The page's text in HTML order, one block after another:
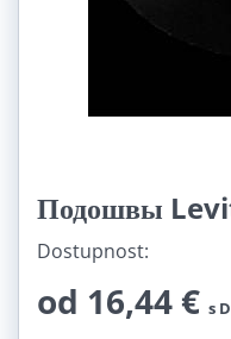
Подошвы
Dostupnost:
od 16,44 € s